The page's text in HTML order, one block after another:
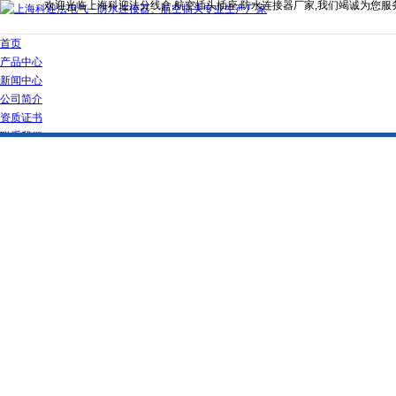
欢迎光临上海科迎法分线盒,航空插头插座,防水连接器厂家,我们竭诚为您服
首页
产品中心
新闻中心
公司简介
资质证书
联系我们